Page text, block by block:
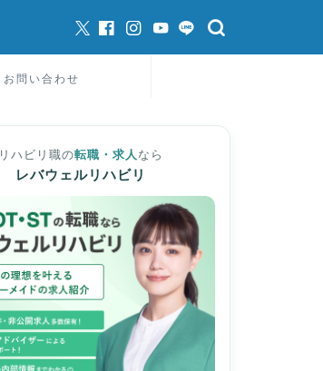
お問い合わせ
リハビリ職の転職・求人 なら
レバウェルリハビリ